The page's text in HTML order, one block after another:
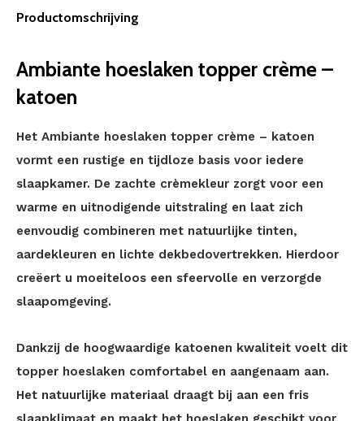
Productomschrijving
Ambiante hoeslaken topper crème –
katoen
Het Ambiante hoeslaken topper crème – katoen
vormt een rustige en tijdloze basis voor iedere
slaapkamer. De zachte crèmekleur zorgt voor een
warme en uitnodigende uitstraling en laat zich
eenvoudig combineren met natuurlijke tinten,
aardekleuren en lichte dekbedovertrekken. Hierdoor
creëert u moeiteloos een sfeervolle en verzorgde
slaapomgeving.
Dankzij de hoogwaardige katoenen kwaliteit voelt dit
topper hoeslaken comfortabel en aangenaam aan.
Het natuurlijke materiaal draagt bij aan een fris